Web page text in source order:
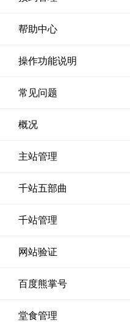
帮助中心
操作功能说明
常见问题
概况
主站管理
千站五部曲
千站管理
网站验证
百度熊掌号
堂食管理